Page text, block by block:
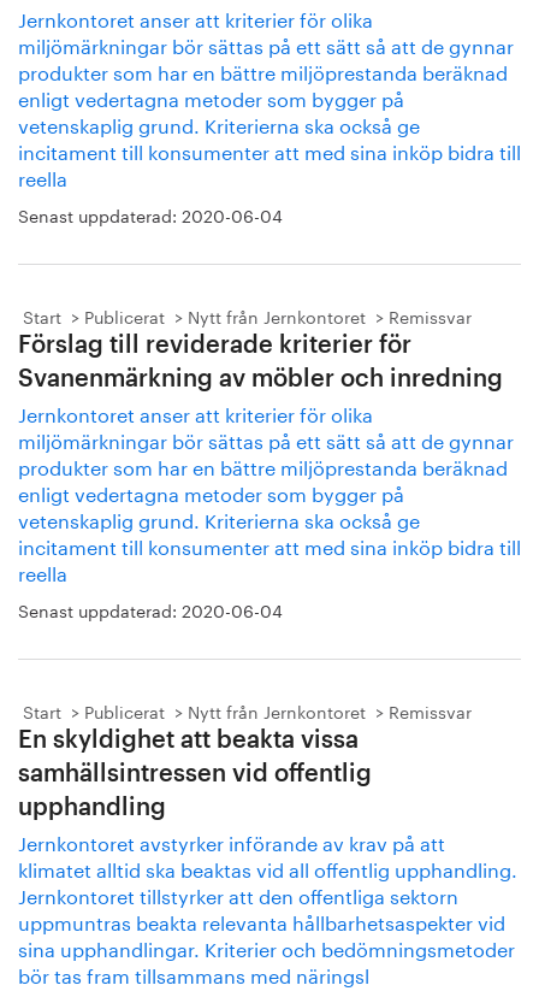
Jernkontoret anser att kriterier för olika
miljömärkningar bör sättas på ett sätt så att de gynnar
produkter som har en bättre miljöprestanda beräknad
enligt vedertagna metoder som bygger på
vetenskaplig grund. Kriterierna ska också ge
incitament till konsumenter att med sina inköp bidra till
reella
Senast uppdaterad: 2020-06-04
Start Publicerat Nytt från Jernkontoret Remissvar
Förslag till reviderade kriterier för
Svanenmärkning av möbler och inredning
Jernkontoret anser att kriterier för olika
miljömärkningar bör sättas på ett sätt så att de gynnar
produkter som har en bättre miljöprestanda beräknad
enligt vedertagna metoder som bygger på
vetenskaplig grund. Kriterierna ska också ge
incitament till konsumenter att med sina inköp bidra till
reella
Senast uppdaterad: 2020-06-04
Start Publicerat Nytt från Jernkontoret Remissvar
En skyldighet att beakta vissa
samhällsintressen vid offentlig
upphandling
Jernkontoret avstyrker införande av krav på att
klimatet alltid ska beaktas vid all offentlig upphandling.
Jernkontoret tillstyrker att den offentliga sektorn
uppmuntras beakta relevanta hållbarhetsaspekter vid
sina upphandlingar. Kriterier och bedömningsmetoder
bör tas fram tillsammans med näringsl